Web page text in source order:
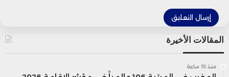
المقالات الأخيرة
منذ 15 ساعة